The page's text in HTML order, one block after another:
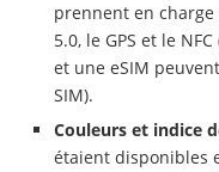
prennent en charge
5.0, le GPS et le
et une eSIM
SIM).
Couleurs et indice
étaient disponibles